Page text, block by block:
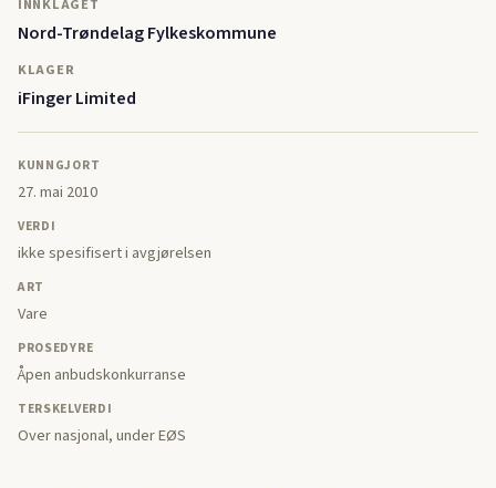
INNKLAGET
Nord-Trøndelag Fylkeskommune
KLAGER
iFinger Limited
KUNNGJORT
27. mai 2010
VERDI
ikke spesifisert i avgjørelsen
ART
Vare
PROSEDYRE
Åpen anbudskonkurranse
TERSKELVERDI
Over nasjonal, under EØS